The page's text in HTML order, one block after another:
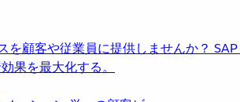
を顧客や従業員に提供しませんか？ SAP
果を最大化する。